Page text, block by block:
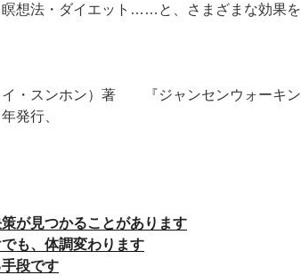
想法・ダイエット……と、さまざまな効果を
・スンホン）著 『ジャンセンウォーキン
発行、
が見つかることがあります
も、体調変わります
段です